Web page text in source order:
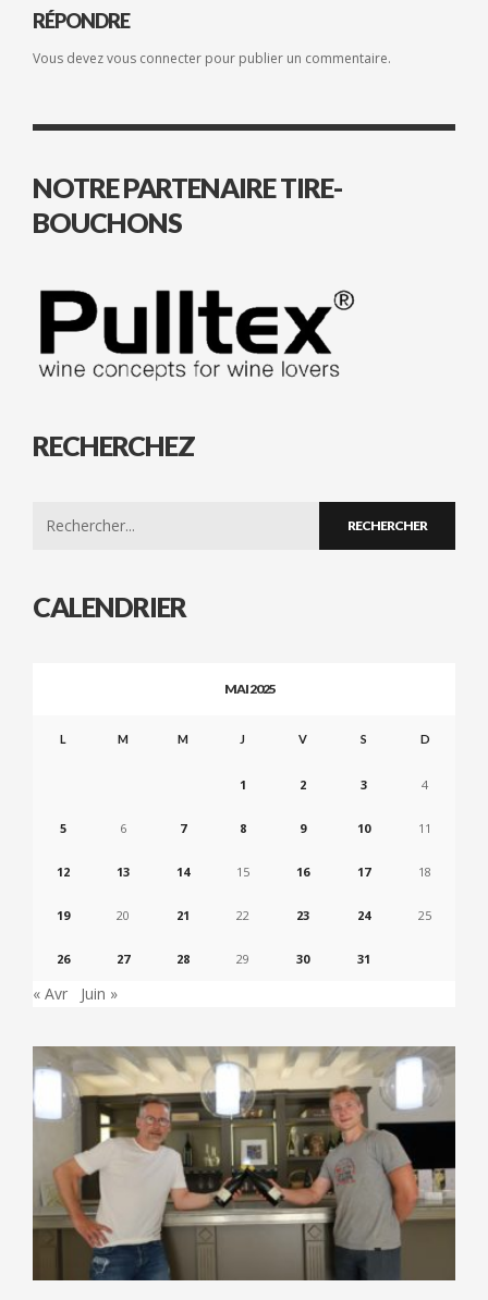
RÉPONDRE
Vous devezvous connecter pour publier un commentaire.
NOTRE PARTENAIRE TIRE-
BOUCHONS
RECHERCHEZ
CALENDRIER
MAI 2025
L M M J V S D
1 2 3 4
5 6 7 8 9 10 11
12 13 14 15 16 17 18
19 20 21 22 23 24 25
26 27 28 29 30 31
« Avr Juin »